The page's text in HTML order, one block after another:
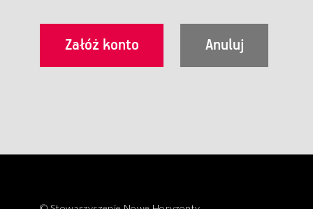
utrwalenie i wydrukowanie.
§ 3
Korzystanie ze wszystkich aplikacji Serwisu może być